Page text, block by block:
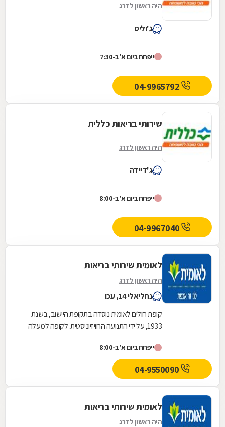
היה ראשון לדרג
ג'וליס
ייפתח ביום א' ב-7:30
שירותי בריאות כללית
היה ראשון לדרג
ג'דיידה
ייפתח ביום א' ב-8:00
04-9967040
לאומית שירותי בריאות
היה ראשון לדרג
נחליאלי 14, עכו
קופת חולים לאומית נוסדה בתקופת היישוב, בשנת
1933, על ידי התנועה הרוויזיוניסטית. לקופה למעלה
אחת...ייפתח ביום א' ב-8:00
04-9550090
לאומית שירותי בריאות
היה ראשון לדרג